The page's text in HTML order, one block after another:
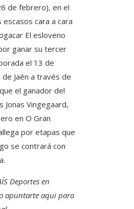
de febrero), en el
cara a cara
El esloveno
ganar su tercer
el 13 de
Jaén a través de
el ganador del
Jonas Vingegaard,
en O Gran
por etapas que
se contrará con
Deportes en
apuntarte aqui para